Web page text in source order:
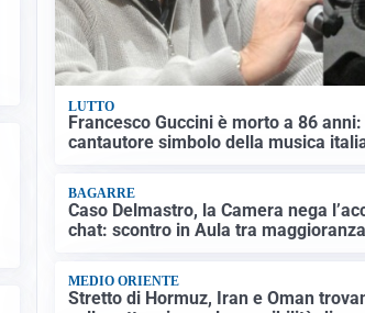
LUTTO
Francesco Guccini è morto a 86
cantautore simbolo della musica
BAGARRE
Caso Delmastro, la Camera nega
chat: scontro in Aula tra
MEDIO ORIENTE
Stretto di Hormuz, Iran e Oman